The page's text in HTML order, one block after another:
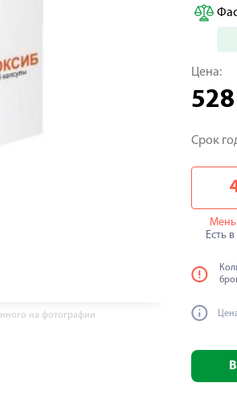
на фотографии
Цена:
528
Срок
Есть